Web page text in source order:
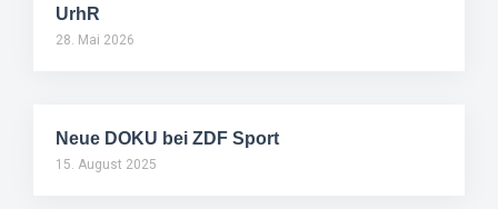
UrhR
28. Mai 2026
Neue DOKU bei ZDF Sport
15. August 2025